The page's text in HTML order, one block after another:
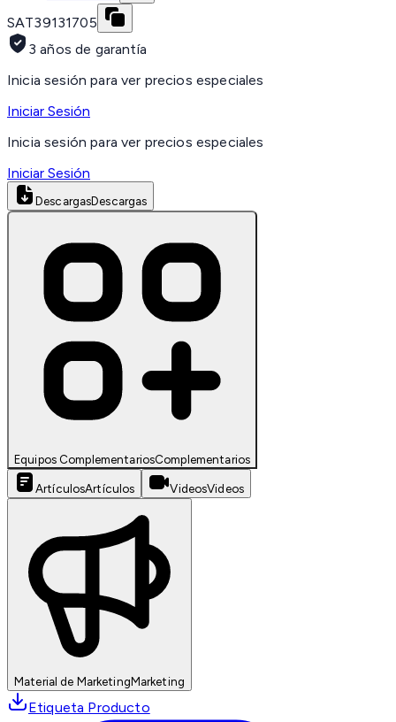
SAT39131705
3 años de garantía
Inicia sesión para ver precios especiales
Iniciar Sesión
Inicia sesión para ver precios especiales
Iniciar Sesión
DescargasDescargas
Equipos ComplementariosComplementarios
ArtículosArtículos VideosVideos
Material de MarketingMarketing
Etiqueta Producto